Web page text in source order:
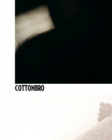
COTTONBRO